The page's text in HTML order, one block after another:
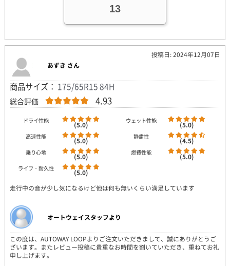
13
投稿日: 2024年12月07日
あずき さん
商品サイズ： 175/65R15 84H
総合評価 4.93
ドライ性能 (5.0) ウェット性能 (5.0)
高速性能 (5.0) 静粛性 (4.5)
乗り心地 (5.0) 燃費性能 (5.0)
ライフ・耐久性
(5.0)
走行中の音が少し気になるけど他は何も無いくらい満足しています
オートウェイスタッフより
この度は、AUTOWAY LOOPよりご注文いただきまして、誠にありがとうご
ざいます。またレビュー投稿に貴重なお時間を割いていただき、重ねてお礼
申し上げます。